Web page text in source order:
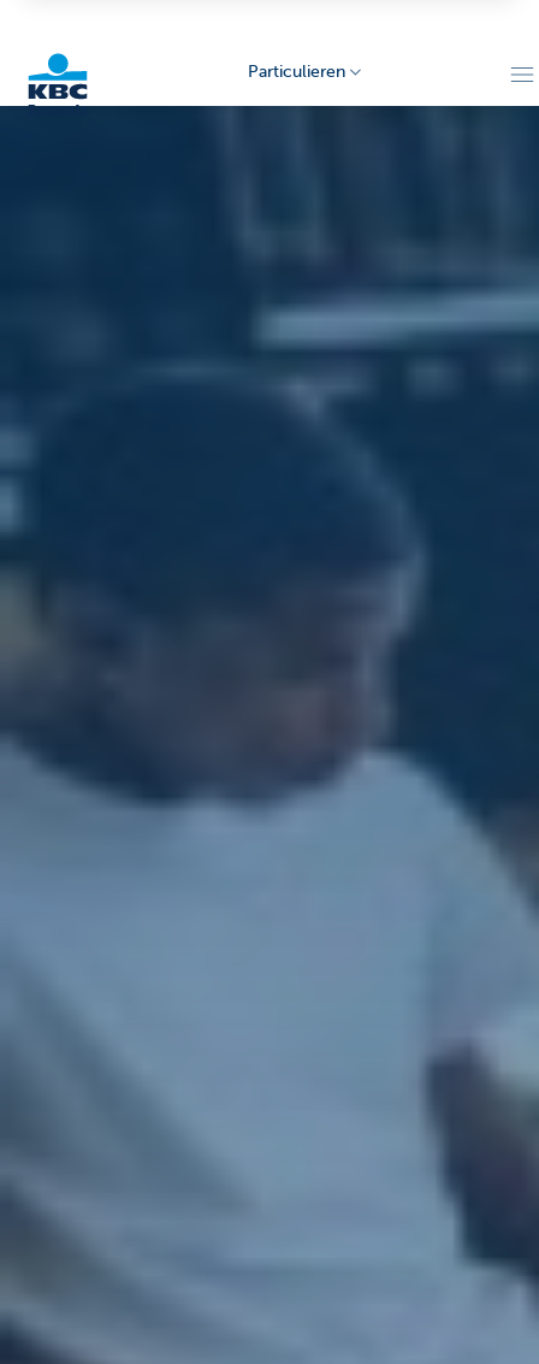
Particulieren